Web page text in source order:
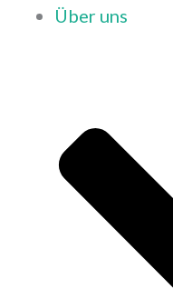
Über uns